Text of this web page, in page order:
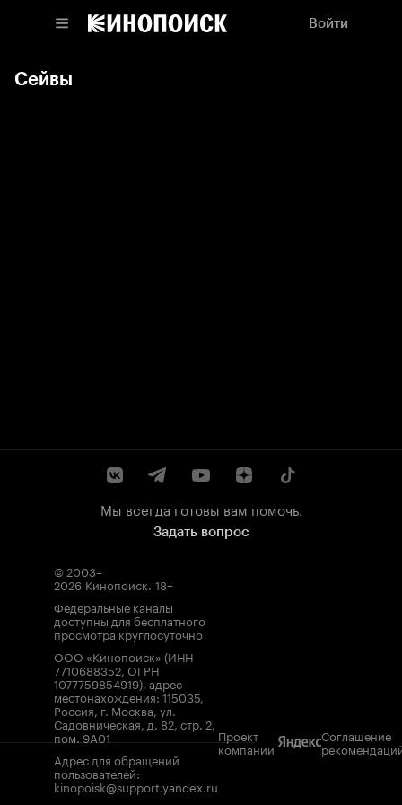
Войти
Сейвы
Мы всегда готовы вам помочь.
Задать вопрос
© 2003–
2026 Кинопоиск. 18+
Федеральные каналы
доступны для бесплатного
просмотра круглосуточно
ООО «Кинопоиск» (ИНН
7710688352, ОГРН
1077759854919), адрес
местонахождения: 115035,
Россия, г. Москва, ул.
Садовническая, д. 82, стр. 2,
пом. 9А01
Адрес для обращений
пользователей:
kinopoisk@support.yandex.ru
Проект
компании
Соглашение